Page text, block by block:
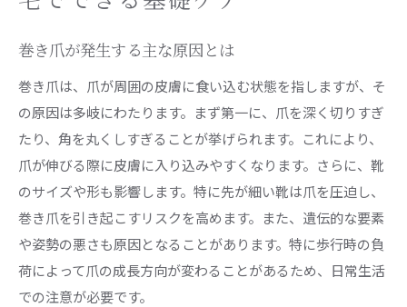
セルフケアで足元の健康を維持する方法
巻き爪セルフケアのタイミングと頻度
セルフケアが巻き爪の痛みを軽減する理由
巻き爪セルフケアの効果を高めるコツ
簡単にできる巻き爪ケアセルフメンテナンスのステ
ップ
巻き爪セルフケアの基本ステップ
セルフケアに必要な道具とその使い方
巻き爪ケアのための正しい手順
巻き爪が発生する主な原因とは
巻き爪は、爪が周囲の皮膚に食い込む状態を指しますが、そ
の原因は多岐にわたります。まず第一に、爪を深く切りすぎ
たり、角を丸くしすぎることが挙げられます。これにより、
爪が伸びる際に皮膚に入り込みやすくなります。さらに、靴
のサイズや形も影響します。特に先が細い靴は爪を圧迫し、
巻き爪を引き起こすリスクを高めます。また、遺伝的な要素
や姿勢の悪さも原因となることがあります。特に歩行時の負
荷によって爪の成長方向が変わることがあるため、日常生活
での注意が必要です。